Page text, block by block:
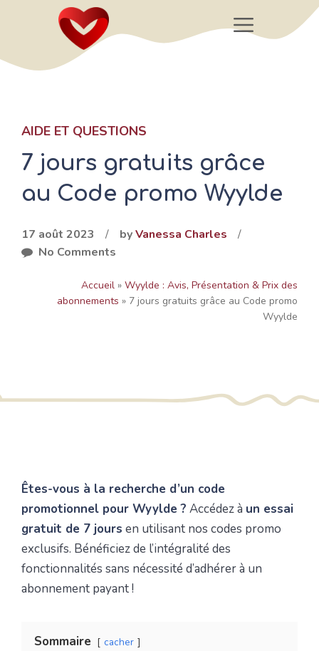
Menu
AIDE ET QUESTIONS
7 jours gratuits grâce
au Code promo Wyylde
17 août 2023 / byVanessa Charles
/
No Comments
Accueil » Wyylde : Avis, Présentation & Prix des
abonnements » 7 jours gratuits grâce au Code promo
Wyylde
Êtes-vous à la recherche d’un code
promotionnel pour Wyylde ? Accédez à un essai
gratuit de 7 jours en utilisant nos codes promo
exclusifs. Bénéficiez de l’intégralité des
fonctionnalités sans nécessité d’adhérer à un
abonnement payant !
Sommaire cacher